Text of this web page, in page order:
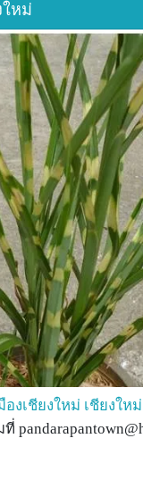
ใหม่
องเชียงใหม่ เชียงใหม่
ที่